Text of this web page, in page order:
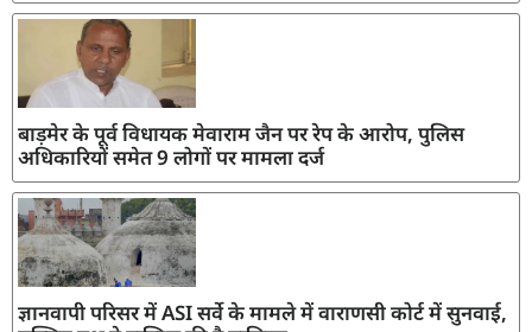
बाड़मेर के पूर्व विधायक मेवाराम जैन पर रेप के आरोप, पुलिस
अधिकारियों समेत 9 लोगों पर मामला दर्ज
ज्ञानवापी परिसर में ASI सर्वे के मामले में वाराणसी कोर्ट में सुनवाई,